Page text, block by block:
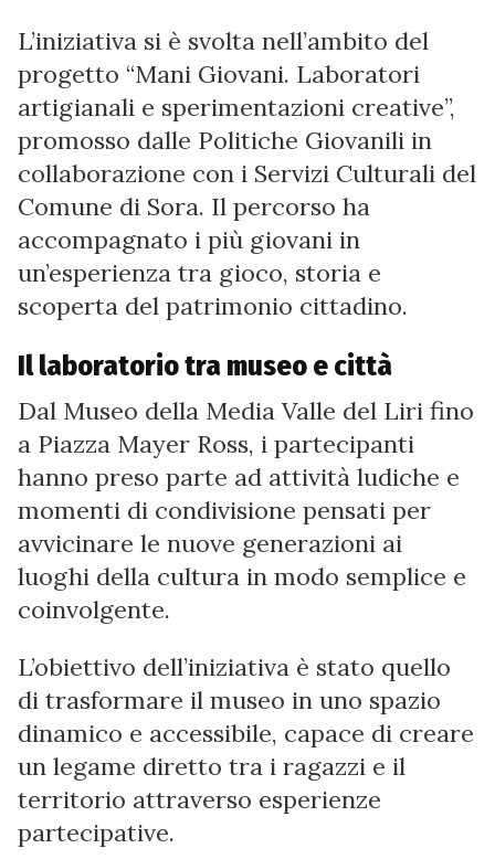
L’iniziativa si è svolta nell’ambito del
progetto “Mani Giovani. Laboratori
artigianali e sperimentazioni creative”,
promosso dalle Politiche Giovanili in
collaborazione con i Servizi Culturali del
Comune di Sora. Il percorso ha
accompagnato i più giovani in
un’esperienza tra gioco, storia e
scoperta del patrimonio cittadino.
Il laboratorio tra museo e città
Dal Museo della Media Valle del Liri fino
a Piazza Mayer Ross, i partecipanti
hanno preso parte ad attività ludiche e
momenti di condivisione pensati per
avvicinare le nuove generazioni ai
luoghi della cultura in modo semplice e
coinvolgente.
L’obiettivo dell’iniziativa è stato quello
di trasformare il museo in uno spazio
dinamico e accessibile, capace di creare
un legame diretto tra i ragazzi e il
territorio attraverso esperienze
partecipative.